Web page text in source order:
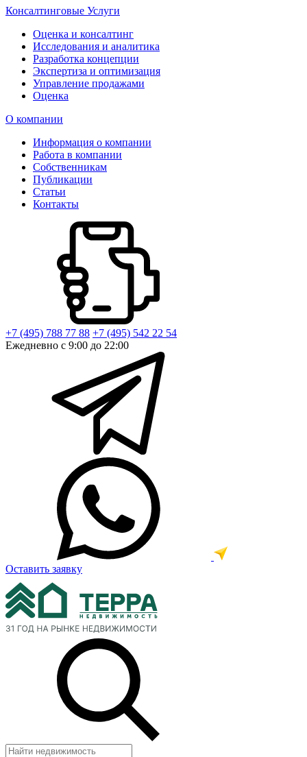
Консалтинговые Услуги
Оценка и консалтинг
Исследования и аналитика
Разработка концепции
Экспертиза и оптимизация
Управление продажами
Оценка
О компании
Информация о компании
Работа в компании
Собственникам
Публикации
Статьи
Контакты
+7 (495) 788 77 88 +7 (495) 542 22 54
Ежедневно с 9:00 до 22:00
Оставить заявку